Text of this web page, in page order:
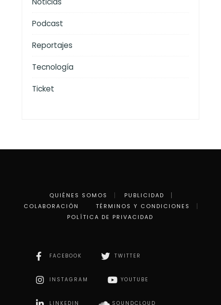
Podcast
Reportajes
Tecnología
Ticket
QUIÉNES SOMOS
PUBLICIDAD
COLABORACIÓN
TÉRMINOS Y CONDICIONES
POLÍTICA DE PRIVACIDAD
FACEBOOK TWITTER
INSTAGRAM YOUTUBE
LINKEDIN SOUNDCLOUD